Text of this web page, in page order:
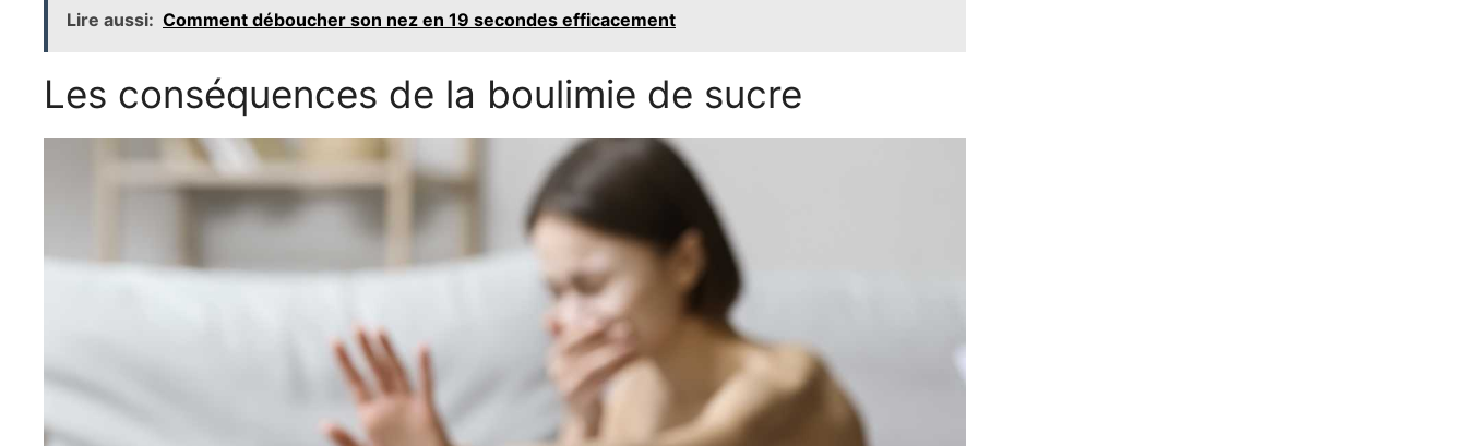
Lire aussi: Comment déboucher son nez en 19 secondes efficacement
Les conséquences de la boulimie de sucre